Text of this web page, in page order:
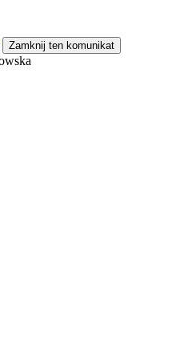
Zamknij ten komunikat